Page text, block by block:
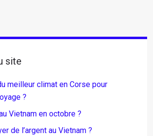
site
meilleur climat en Corse pour
?
Vietnam en octobre ?
de l’argent au Vietnam ?